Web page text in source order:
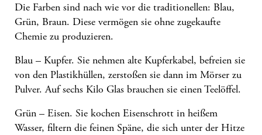
Die Farben sind nach wie vor die traditionellen: Blau,
Grün, Braun. Diese vermögen sie ohne zugekaufte
Chemie zu produzieren.
Blau – Kupfer. Sie nehmen alte Kupferkabel, befreien sie
von den Plastikhüllen, zerstoßen sie dann im Mörser zu
Pulver. Auf sechs Kilo Glas brauchen sie einen Teelöffel.
Grün – Eisen. Sie kochen Eisenschrott in heißem
Wasser, filtern die feinen Späne, die sich unter der Hitze